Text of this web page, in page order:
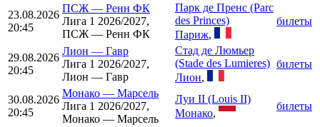
23.08.2026
20:45
ПСЖ — Ренн ФК
Лига 1 2026/2027,
ПСЖ — Ренн ФК
Парк де Пренс (Parc
des Princes)
Париж,
билеты
29.08.2026
20:45
Лион — Гавр
Лига 1 2026/2027,
Лион — Гавр
Стад де Люмьер
(Stade des Lumieres)
Лион,
билеты
30.08.2026
20:45
Монако — Марсель
Лига 1 2026/2027,
Монако — Марсель
Луи II (Louis II)
Монако,
билеты